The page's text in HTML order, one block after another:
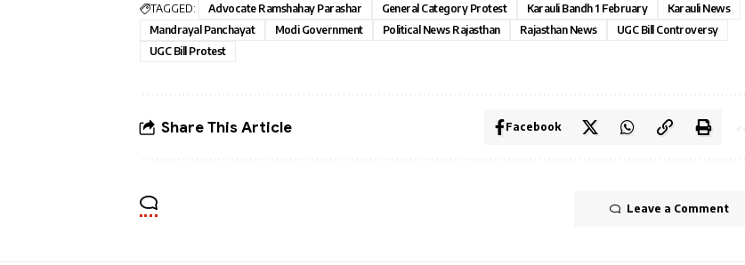
TAGGED: Advocate Ramshahay Parashar General Category Protest Karauli Bandh 1 February
Karauli News
Mandrayal Panchayat
Modi Government Political News Rajasthan Rajasthan News
UGC Bill Controversy
UGC Bill Protest
Share This Article Facebook
Leave a Comment